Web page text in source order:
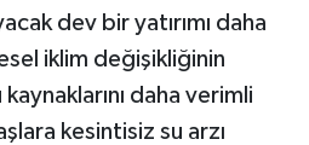
dev bir yatırımı daha
iklim değişikliğinin
daha verimli
kesintisiz su arzı